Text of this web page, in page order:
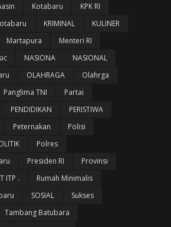
Kotabaru
KPK RI
KRIMINAL
KULINER
Martapura
Menteri RI
NASIONA
NASIONAL
OLAHRAGA
Olahrga
Panglima TNI
Partai
PENDIDIKAN
PERISTIWA
Peternakan
Polisi
Polres
Presiden RI
Provinsi
ITP .
Rumah Minimalis
SOSIAL
Sukses
Tambang Batubara